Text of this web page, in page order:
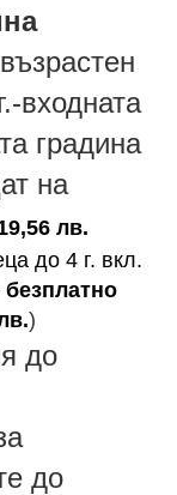
входната
градина
на
лв.
до 4 г. вкл.
безплатно
)
до
до